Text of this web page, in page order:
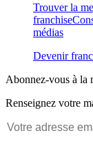
Trouver la
franchise
médias
Devenir
Abonnez-vous à la
Renseignez votre